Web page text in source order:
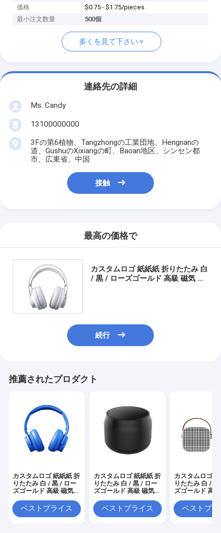
価格
$0.75 - $1.75/pieces
最小注文数量
500個
多くを見て下さい
連絡先の詳細
Ms. Candy
13100000000
3Fの第6植物、Tangzhongの工業団地、Hengnanの
道、GushuのXixiangの町、Baoan地区、シンセン都
市、広東省、中国
接触
最高の価格で
カスタムロゴ 紙紙紙 折りたたみ 白
/ 黒 / ローズゴールド 高級 磁気 ギ
続行
推薦されたプロダクト
カスタムロゴ 紙紙紙 折
りたたみ 白 / 黒 / ロー
ズゴールド 高級 磁気
閉め付き
ベストプライス
カスタムロゴ 紙紙紙 折
りたたみ 白 / 黒 / ロー
ズゴールド 高級 磁気
閉め付き
ベストプライス
カスタムロゴ
りたたみ 白 /
ズゴールド 高
閉め付き
ベストプラ